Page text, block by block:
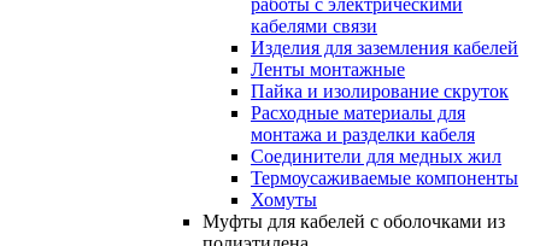
работы с электрическими
кабелями связи
Изделия для заземления кабелей
Ленты монтажные
Пайка и изолирование скруток
Расходные материалы для
монтажа и разделки кабеля
Соединители для медных жил
Термоусаживаемые компоненты
Хомуты
Муфты для кабелей с оболочками из